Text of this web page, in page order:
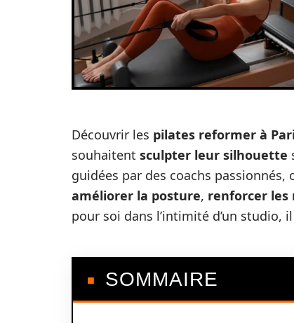
Découvrir les pilates reformer à
souhaitent sculpter leur silhouette
guidées par des coachs
améliorer la posture, renforcer les
pour soi dans l’intimité d’un studio,
SOMMAIRE